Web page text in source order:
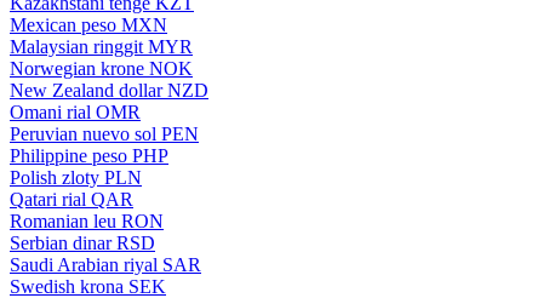
Mexican peso MXN
Malaysian ringgit MYR
Norwegian krone NOK
New Zealand dollar NZD
Omani rial OMR
Peruvian nuevo sol PEN
Philippine peso PHP
Polish zloty PLN
Qatari rial QAR
Romanian leu RON
Serbian dinar RSD
Saudi Arabian riyal SAR
Swedish krona SEK